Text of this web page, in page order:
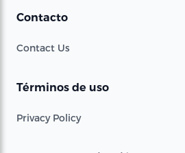
Contacto
Contact Us
Términos de uso
Privacy Policy